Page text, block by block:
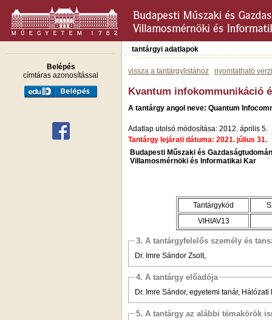
Belépés
címtáras azonosítással
tantárgyi adatlapok
vissza a tantárgylistához nyomtatható
Kvantum infokommunikáció
A tantárgy angol neve: Quantum
Adatlap utolsó módosítása: 2012. április 5.
Tantárgy lejárati dátuma: 2021. július 31.
Budapesti Műszaki és
Villamosmérnöki és Informatikai Kar
Tantárgykód
VIHIAV13
3. A tantárgyfelelős személy és
Dr. Imre Sándor Zsolt,
4. A tantárgy előadója
Dr. Imre Sándor, egyetemi tanár,
5. A tantárgy az alábbi témakörök